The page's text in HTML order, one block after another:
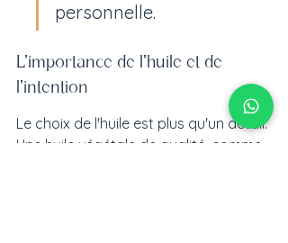
personnelle.
L'importance de l'huile et de
l'intention
Le choix de l'huile est plus qu'un détail.
Une huile végétale de qualité, comme